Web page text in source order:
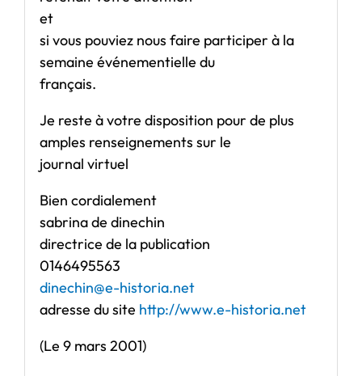
et
si vous pouviez nous faire participer à la
semaine événementielle du
français.
Je reste à votre disposition pour de plus
amples renseignements sur le
journal virtuel
Bien cordialement
sabrina de dinechin
directrice de la publication
0146495563
dinechin@e-historia.net
adresse du site http://www.e-historia.net
(Le 9 mars 2001)